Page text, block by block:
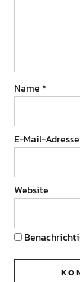
Name *
E-Mail-Adresse
Website